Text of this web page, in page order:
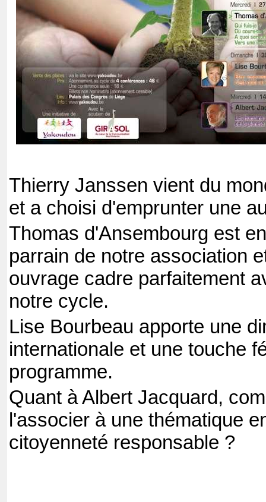
Thierry Janssen vient du
et a choisi d'emprunter une
Thomas d'Ansembourg est
parrain de notre association
ouvrage cadre parfaitement
notre cycle.
Lise Bourbeau apporte une
internationale et une touche
programme.
Quant à Albert Jacquard,
l'associer à une thématique
citoyenneté responsable ?